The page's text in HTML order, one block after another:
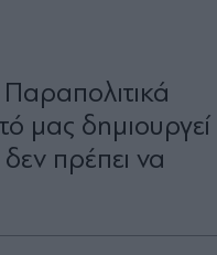
μας δημιουργεί
πρέπει να